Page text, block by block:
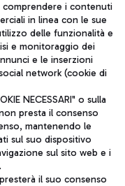
a direzione e
i contenuti
in linea con le sue
delle funzionalità e
e monitoraggio dei
e le inserzioni
network (cookie di
NECESSARI" o sulla
presta il consenso
mantenendo le
sul suo dispositivo
sul sito web e i
presterà il suo consenso